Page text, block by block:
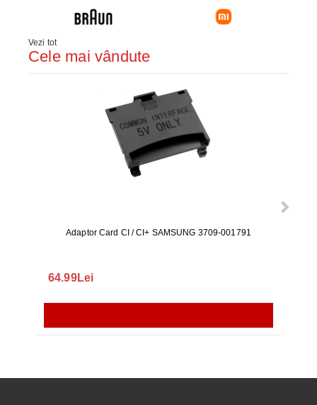
Vezi tot
Cele mai vândute
Adaptor Card CI / CI+ SAMSUNG 3709-001791
64.99Lei